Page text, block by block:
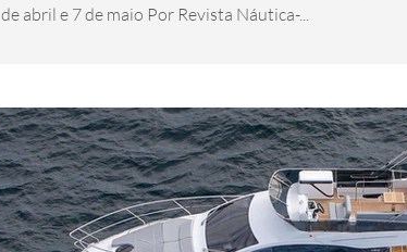
de abril e 7 de maio Por Revista Náutica-...